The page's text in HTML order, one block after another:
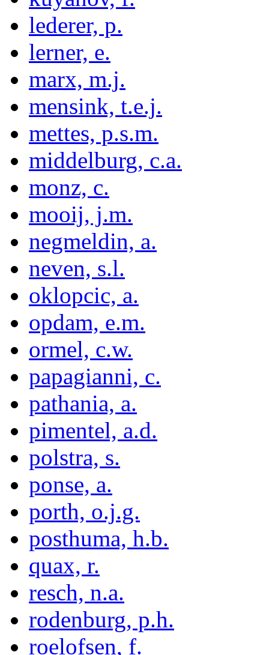
lederer, p.
lerner, e.
marx, m.j.
mensink, t.e.j.
mettes, p.s.m.
middelburg, c.a.
monz, c.
mooij, j.m.
negmeldin, a.
neven, s.l.
oklopcic, a.
opdam, e.m.
ormel, c.w.
papagianni, c.
pathania, a.
pimentel, a.d.
polstra, s.
ponse, a.
porth, o.j.g.
posthuma, h.b.
quax, r.
resch, n.a.
rodenburg, p.h.
roelofsen, f.